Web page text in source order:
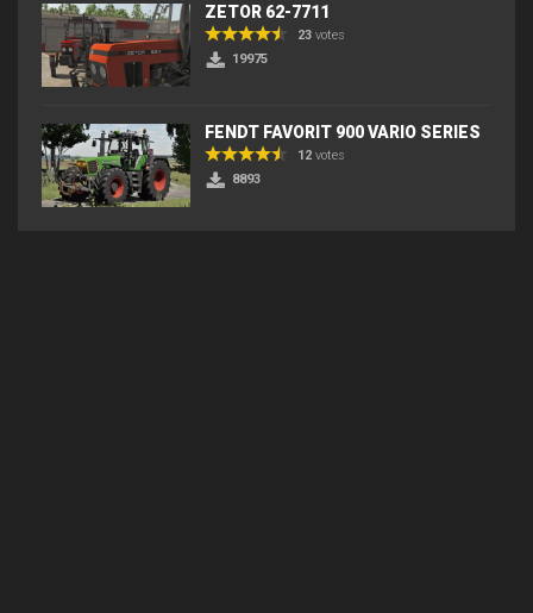
ZETOR 62-7711
23 votes
19975
FENDT FAVORIT 900 VARIO SERIES
12 votes
8893